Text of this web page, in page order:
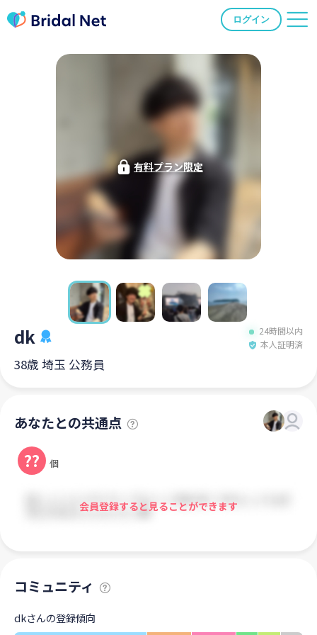
ログイン
有料プラン限定
dk
24時間以内
本人証明済
38歳 埼玉 公務員
あなたとの共通点
?? 個
会員登録すると見ることができます
コミュニティ
dkさんの登録傾向